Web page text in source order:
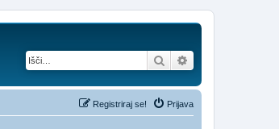
Iskanje
Prijava
Registriraj se!